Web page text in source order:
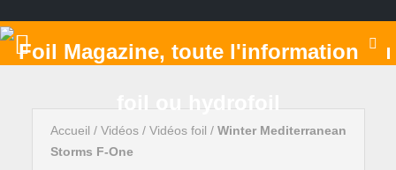
Accueil / Vidéos/ Vidéos foil / Winter Mediterranean
Storms F-One